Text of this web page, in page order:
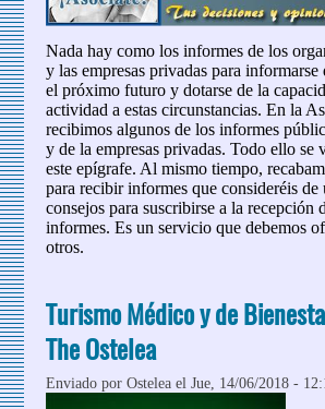
Nada hay como los informes de los
y las empresas privadas para informarse
el próximo futuro y dotarse de la
actividad a estas circunstancias. En la
recibimos algunos de los informes
y de la empresas privadas. Todo ello se
este epígrafe. Al mismo tiempo,
para recibir informes que consideréis
consejos para suscribirse a la recepción
informes. Es un servicio que debemos
otros.
Turismo Médico y de
The Ostelea
Enviado porOstelea el Jue, 14/06/2018 -